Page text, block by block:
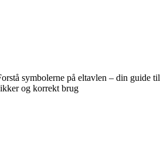
symbolerne på eltavlen – din guide til
og korrekt brug